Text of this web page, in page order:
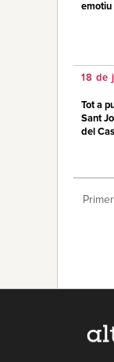
emotiu
18 de
Tot a
Sant
del
Primer
1575